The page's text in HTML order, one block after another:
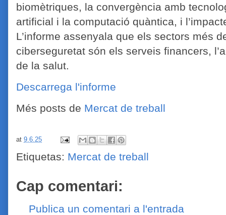
biomètriques, la convergència amb
artificial i la computació quàntica, i
L’informe assenyala que els sectors més
ciberseguretat són els serveis financers,
de la salut.
Descarrega l'informe
Més posts de Mercat de treball
at 9.6.25
Etiquetas: Mercat de treball
Cap comentari:
Publica un comentari a l'entrada